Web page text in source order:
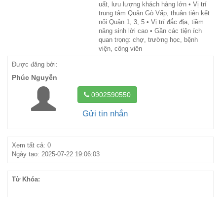
uất, lưu lượng khách hàng lớn • Vị trí
trung tâm Quận Gò Vấp, thuận tiện kết
nối Quận 1, 3, 5 • Vị trí đắc địa, tiềm
năng sinh lời cao • Gần các tiện ích
quan trọng: chợ, trường học, bệnh
viện, công viên
Được đăng bởi:
Phúc Nguyễn
0902590550
Gửi tin nhắn
Xem tất cả: 0
Ngày tạo: 2025-07-22 19:06:03
Từ Khóa: